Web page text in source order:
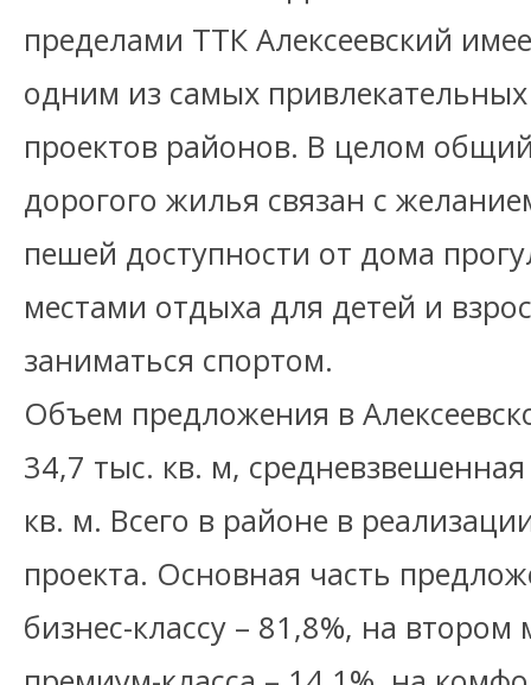
пределами ТТК Алексеевский
одним из самых
проектов районов. В целом
дорогого жилья связан с
пешей доступности от дома
местами отдыха для детей и
заниматься спортом.
Объем предложения в
34,7 тыс. кв. м,
кв. м. Всего в районе в
проекта. Основная часть
бизнес-классу – 81,8%, на